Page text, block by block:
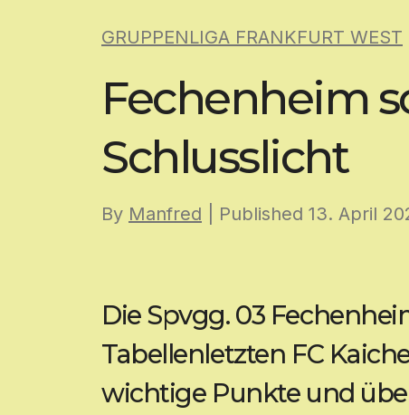
GRUPPENLIGA FRANKFURT WEST
Fechenheim
Schlusslicht
By Manfred | Published 13. April
Die Spvgg. 03
Tabellenletzten FC
wichtige Punkte und